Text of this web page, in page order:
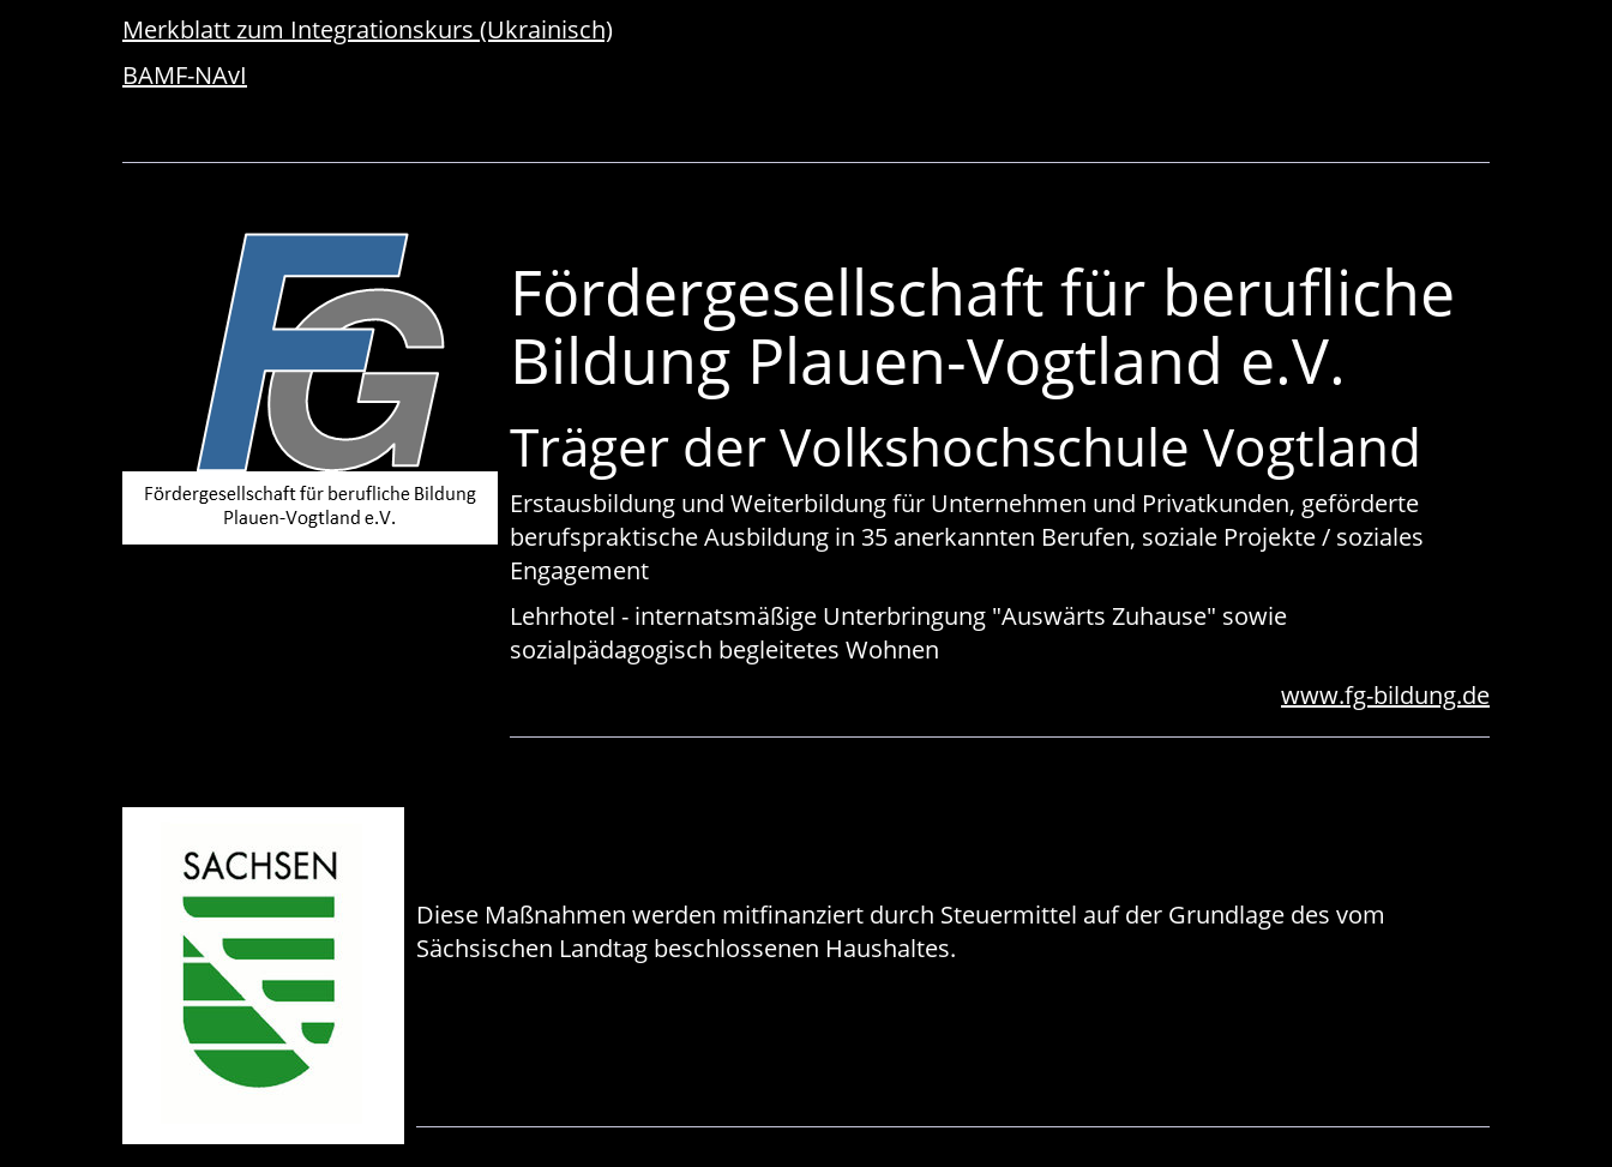
Merkblatt zum Integrationskurs (Ukrainisch)
BAMF-NAvI
Fördergesellschaft für berufliche
Bildung Plauen-Vogtland e.V.
Träger der Volkshochschule Vogtland
Erstausbildung und Weiterbildung für Unternehmen und Privatkunden, geförderte
berufspraktische Ausbildung in 35 anerkannten Berufen, soziale Projekte / soziales
Engagement
Lehrhotel - internatsmäßige Unterbringung "Auswärts Zuhause" sowie
sozialpädagogisch begleitetes Wohnen
www.fg-bildung.de
Diese Maßnahmen werden mitfinanziert durch Steuermittel auf der Grundlage des vom
Sächsischen Landtag beschlossenen Haushaltes.